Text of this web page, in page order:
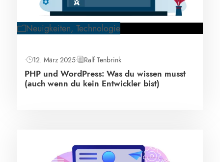
Neuigkeiten, Technologie
• 12. März 2025• Ralf Tenbrink
PHP und WordPress: Was du wissen musst
(auch wenn du kein Entwickler bist)